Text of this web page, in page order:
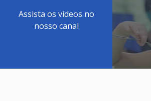
Assista os vídeos no
nosso canal